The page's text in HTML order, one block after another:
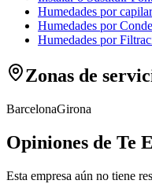
Humedades por
Humedades por
Humedades por
Zonas de
BarcelonaGirona
Opiniones de Te
Esta empresa aún no tiene